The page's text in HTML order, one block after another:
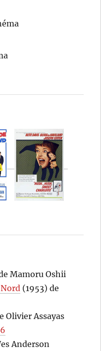
Mamoru Oshii
(1953) de
Olivier Assayas
Anderson